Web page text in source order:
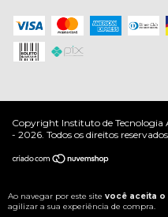
Ao navegar por este site você aceita
agilizar a sua experiência de compra.
Copyright Instituto de Tecnologia
- 2026. Todos os direitos reservados.